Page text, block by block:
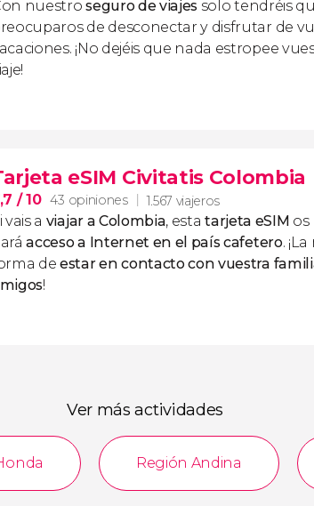
nuestroseguro de viajes solo tendréis
de desconectar y disfrutar de
¡No dejéis que nada estropee
eSIM Civitatis Colombia
/ 10 43 opiniones 1.567 viajeros
vais a viajar a Colombia, estatarjeta eSIM os
acceso a Internet en el país cafetero.
deestar en contacto con vuestra
!
Ver más actividades
Región Andina